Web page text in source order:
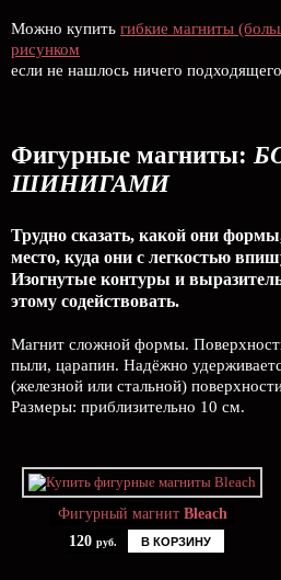
Можно купить гибкие магниты
рисунком
если не нашлось ничего
Фигурные магниты:
ШИНИГАМИ
Трудно сказать, какой они
место, куда они с легкостью
Изогнутые контуры и
этому содействовать.
Магнит сложной формы.
пыли, царапин. Надёжно
(железной или стальной)
Размеры: приблизительно 10 см.
Фигурный магнит Bleach
120 руб. В КОРЗИНУ